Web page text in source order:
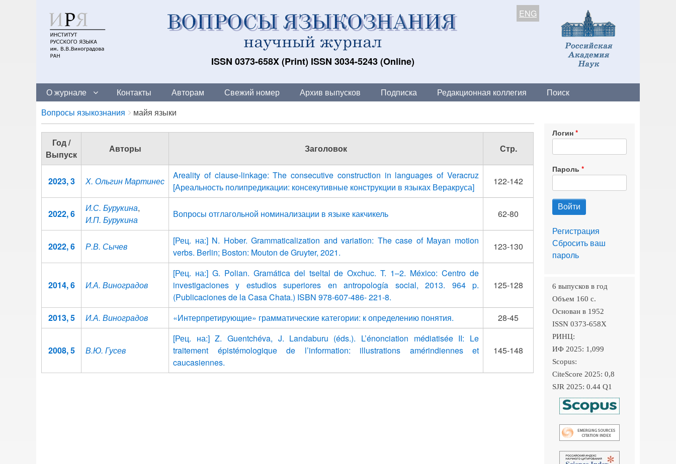
ISSN 0373-658X (Print) ISSN 3034-5243 (Online)
ENG
О журнале Контакты Авторам Свежий номер Архив выпусков Подписка Редакционная коллегия Поиск
Breadcrumbs
You
are
here:
Вопросы языкознания майя языки
Год /
Выпуск
Авторы Заголовок Стр.
2023, 3 Х. Ольгин Мартинес
Areality of clause-linkage: The consecutive construction in languages of Veracruz
[Ареальность полипредикации: консекутивные конструкции в языках Веракруса]
122-142
2022, 6
И.С. Бурукина,
И.П. Бурукина
Вопросы отглагольной номинализации в языке какчикель 62-80
2022, 6 Р.В. Сычев
[Рец. на:] N. Hober. Grammaticalization and variation: The case of Mayan motion
verbs. Berlin; Boston: Mouton de Gruyter, 2021.
123-130
2014, 6 И.А. Виноградов
[Рец. на:] G. Polian. Gramática del tseltal de Oxchuc. T. 1–2. México: Centro de
investigaciones y estudios superiores en antropología social, 2013. 964 p.
(Publicaciones de la Casa Chata.) ISBN 978-607-486- 221-8.
125-128
2013, 5 И.А. Виноградов «Интерпретирующие» грамматические категории: к определению понятия. 28-45
2008, 5 В.Ю. Гусев
[Рец. на:] Z. Guentchéva, J. Landaburu (éds.). L’énonciation médiatisée II: Le
traitement épistémologique de l’information: illustrations amérindiennes et
caucasiennes.
145-148
Логин
Пароль
Регистрация
Сбросить ваш
пароль
6 выпусков в год
Объем 160 c.
Основан в 1952
ISSN 0373-658X
РИНЦ:
ИФ 2025: 1,099
Scopus:
CiteScore 2025: 0,8
SJR 2025: 0.44 Q1